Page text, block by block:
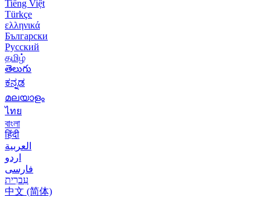
Tiếng Việt
Türkçe
ελληνικά
Български
Русский
தமிழ்
తెలుగు
ಕನ್ನಡ
മലയാളം
ไทย
বাংলা
हिंदी
العربية
اردو
فارسی
עִברִית
中文 (简体)